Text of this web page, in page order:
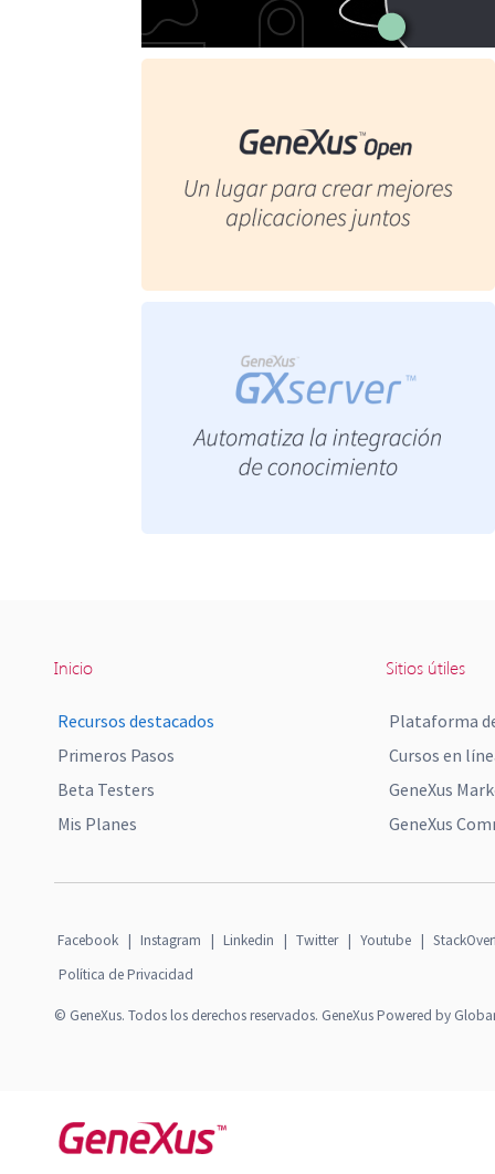
Inicio
Recursos destacados
Primeros Pasos
Beta Testers
Mis Planes
Sitios útiles
Plataforma
Cursos en
GeneXus
GeneXus
Facebook | Instagram | Linkedin | Twitter | Youtube |
Política de Privacidad
© GeneXus. Todos los derechos reservados. GeneXus Powered by